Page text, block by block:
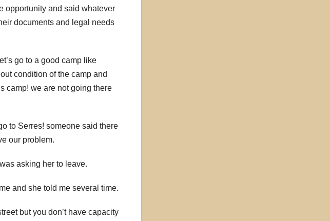
opportunity and said whatever
documents and legal needs
go to a good camp like
condition of the camp and
camp! we are not going there
to Serres! someone said there
our problem.
asking her to leave.
and she told me several time.
but you don’t have capacity